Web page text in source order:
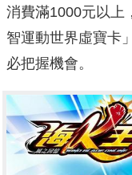
消費滿1000元以上
智運動世界虛寶卡
必把握機會。